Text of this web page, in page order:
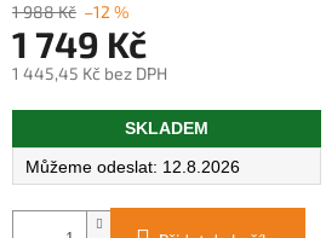
1 988 Kč –12 %
1 749 Kč
1 445,45 Kč bez DPH
Měrná
SKLADEM
12.8.2026